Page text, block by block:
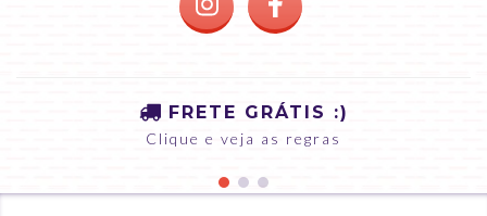
FRETE GRÁTIS :)
Clique e veja as regras